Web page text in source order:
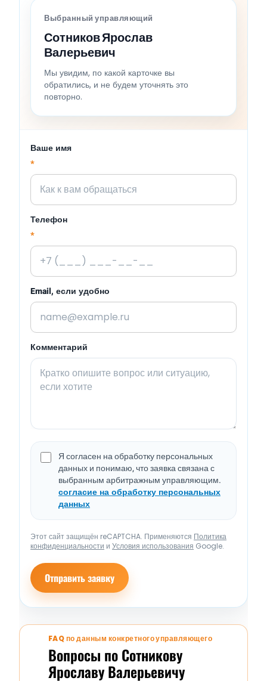
Выбранный управляющий
Сотников Ярослав
Валерьевич
Мы увидим, по какой карточке вы
обратились, и не будем уточнять это
повторно.
Ваше имя
*
Телефон
*
Email, если удобно
Комментарий
Я согласен на обработку персональных
данных и понимаю, что заявка связана с
выбранным арбитражным управляющим.
согласие на обработку персональных
данных
Этот сайт защищён reCAPTCHA. Применяются Политика
конфиденциальности и Условия использования Google.
Отправить заявку
FAQ по данным конкретного управляющего
Вопросы по Сотникову
Ярославу Валерьевичу